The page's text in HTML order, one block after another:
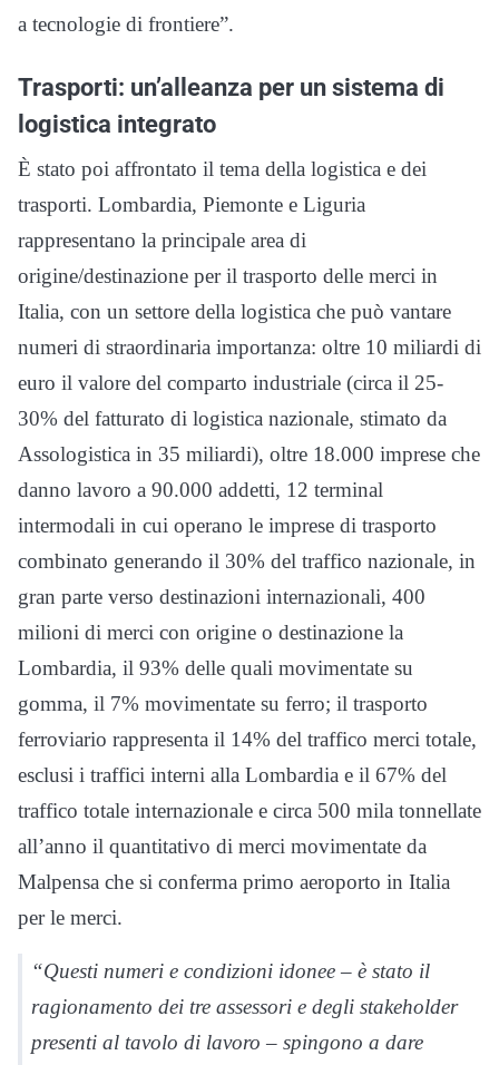
a tecnologie di frontiere”.
Trasporti: un’alleanza per un sistema di
logistica integrato
È stato poi affrontato il tema della logistica e dei
trasporti. Lombardia, Piemonte e Liguria
rappresentano la principale area di
origine/destinazione per il trasporto delle merci in
Italia, con un settore della logistica che può vantare
numeri di straordinaria importanza: oltre 10 miliardi di
euro il valore del comparto industriale (circa il 25-
30% del fatturato di logistica nazionale, stimato da
Assologistica in 35 miliardi), oltre 18.000 imprese che
danno lavoro a 90.000 addetti, 12 terminal
intermodali in cui operano le imprese di trasporto
combinato generando il 30% del traffico nazionale, in
gran parte verso destinazioni internazionali, 400
milioni di merci con origine o destinazione la
Lombardia, il 93% delle quali movimentate su
gomma, il 7% movimentate su ferro; il trasporto
ferroviario rappresenta il 14% del traffico merci totale,
esclusi i traffici interni alla Lombardia e il 67% del
traffico totale internazionale e circa 500 mila tonnellate
all’anno il quantitativo di merci movimentate da
Malpensa che si conferma primo aeroporto in Italia
per le merci.
“Questi numeri e condizioni idonee – è stato il
ragionamento dei tre assessori e degli stakeholder
presenti al tavolo di lavoro – spingono a dare